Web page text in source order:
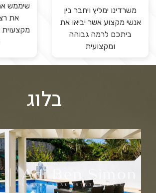
משרדינו ימליץ ויחבר בין
אנשי מקצוע אשר יביאו את
ביתכם לרמה גבוהה
ומקצועית
שיממש
את
בלוג